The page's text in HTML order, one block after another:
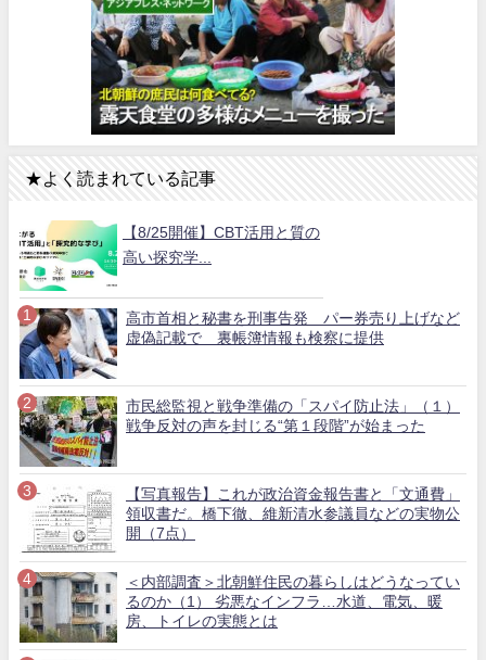
★よく読まれている記事
【8/25開催】CBT活用と質の
高い探究学...
高市首相と秘書を刑事告発 パー券売り上げなど
虚偽記載で 裏帳簿情報も検察に提供
市民総監視と戦争準備の「スパイ防止法」（１）
戦争反対の声を封じる“第１段階”が始まった
【写真報告】これが政治資金報告書と「文通費」
領収書だ。橋下徹、維新清水参議員などの実物公
開（7点）
＜内部調査＞北朝鮮住民の暮らしはどうなってい
るのか（1） 劣悪なインフラ…水道、電気、暖
房、トイレの実態とは